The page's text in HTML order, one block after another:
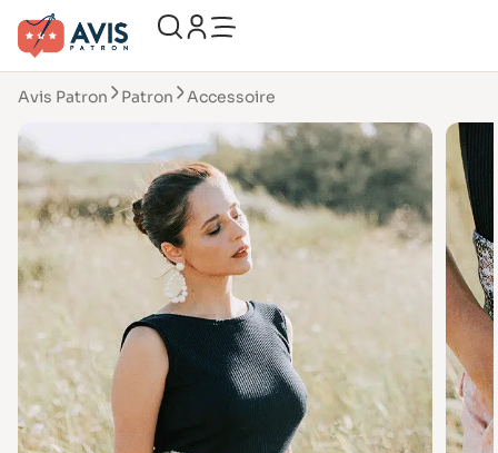
Avis Patron Patron Accessoire